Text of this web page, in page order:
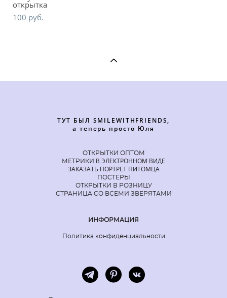
открытка
100 pуб.
ТУТ БЫЛ SMILEWITHFRIENDS,
а теперь просто Юля
ОТКРЫТКИ ОПТОМ
МЕТРИКИ В ЭЛЕКТРОННОМ ВИДЕ
ЗАКАЗАТЬ ПОРТРЕТ ПИТОМЦА
ПОСТЕРЫ
ОТКРЫТКИ В РОЗНИЦУ
СТРАНИЦА СО ВСЕМИ ЗВЕРЯТАМИ
ИНФОРМАЦИЯ
Политика конфиденциальности